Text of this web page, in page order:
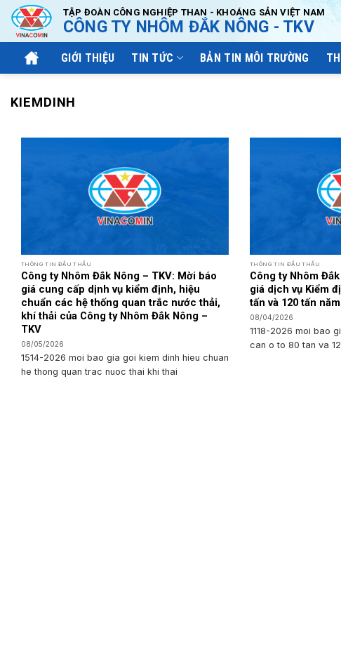
Bỏ
qua
nội
dung
TẬP ĐOÀN CÔNG NGHIỆP THAN - KHOÁNG SẢN VIỆT NAM
CÔNG TY NHÔM ĐẮK NÔNG - TKV
GIỚI THIỆU TIN TỨC BẢN TIN MÔI TRƯỜNG
KIEMDINH
THÔNG TIN ĐẤU THẦU
Công ty Nhôm Đắk Nông – TKV: Mời báo
giá cung cấp dịnh vụ kiểm định, hiệu
chuẩn các hệ thống quan trắc nước thải,
khí thải của Công ty Nhôm Đắk Nông –
TKV
08/05/2026
1514-2026 moi bao gia goi kiem dinh hieu chuan
he thong quan trac nuoc thai khi thai
THÔNG TIN ĐẤU THẦU
Công ty Nhôm
giá dịch vụ Kiểm
tấn và 120 tấn
08/04/2026
1118-2026 moi bao
can o to 80 tan va